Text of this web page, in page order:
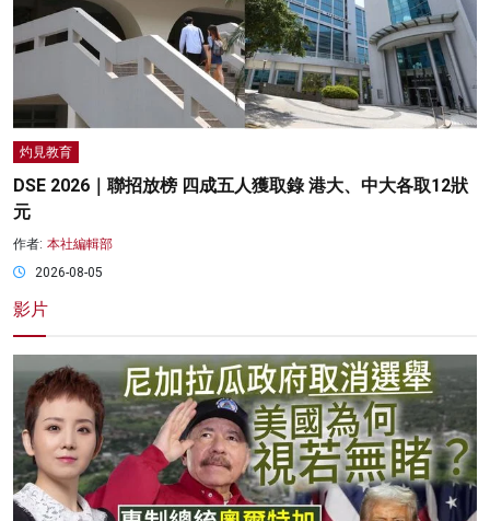
灼見教育
DSE 2026｜聯招放榜 四成五人獲取錄 港大、中大各取12狀
元
作者: 本社編輯部
2026-08-05
影片